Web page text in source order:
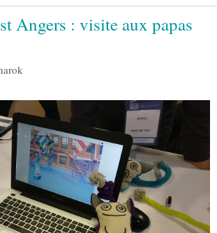
Angers : visite aux papas